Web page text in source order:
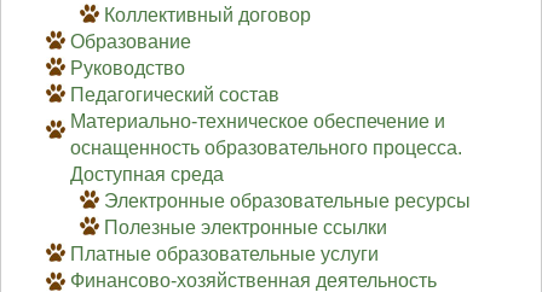
Коллективный договор
Образование
Руководство
Педагогический состав
Материально-техническое обеспечение и
оснащенность образовательного процесса.
Доступная среда
Электронные образовательные ресурсы
Полезные электронные ссылки
Платные образовательные услуги
Финансово-хозяйственная деятельность